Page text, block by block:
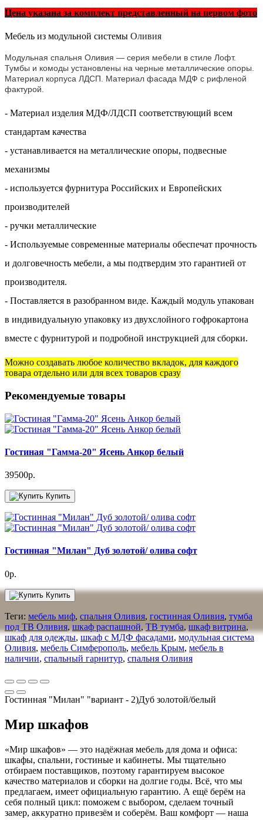
Цена указана за комплект представленный на первом фото
Мебель из модульной системы Оливия
Модульная спальня Оливия — серия мебели в стиле Лофт.
Тумбы и комоды установлены на черные металлические опоры.
Материал корпуса ЛДСП. Материал фасада МДФ с рифленой
фактурой.
- Материал изделия МДФ/ЛДСП соответствующий всем
стандартам качества
- устанавливается на металлические опоры, подвесные
механизмы
- используется фурнитура Российских и Европейских
производителей
- ручки металлические
- Используемые современные материалы обеспечат прочность
и долговечность мебели, а мы подтвердим это гарантией от
производителя.
- Поставляется в разобранном виде. Каждый модуль упакован
в индивидуальную упаковку из двухслойного гофрокартона
вместе с фурнитурой и подробной инструкцией для сборки.
Можно создавать любое количество вкладок, для каждого
товара отдельно или для всех товаров сразу
Рекомендуемые товары
Гостиная "Гамма-20" Ясень Анкор белый
39500р.
Купить
Гостинная "Милан" Дуб золотой/ олива софт
0р.
Купить
Теги: мебель миф, спальня Оливия, гостинная Оливия, тумба
под ТВ Оливия, шкаф распашной, ТВ тумба, шкаф витрина,
шкаф для одежды, шкаф с МДФ фасадами, модульная система
Оливия, мебель Симферополь, мебель Крым, мебель в
наличии, спальный гарнитур, спальня Оливия
Гостинная "Милан" "вариант - 2)Дуб золотой/белый
Мир шкафов
«Мир шкафов» — это надёжная мебель для дома и офиса:
шкафы, спальни, гостиные и кабинеты. Мы тщательно
отбираем поставщиков, поэтому гарантируем высокое
качество материалов и сборки на долгие годы. Всё, что мы
предлагаем, имеет официальную гарантию. А ещё берём на
себя полный цикл: поможем с выбором, сделаем точный
замер, аккуратно привезём и соберём. Ваш комфорт — наша